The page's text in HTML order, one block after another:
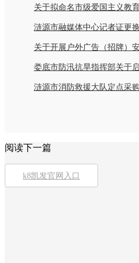
关于拟命名市级爱国主义教
涟源市融媒体中心记者证更
涟源市消防救援大队定点采
阅读下一篇
k8凯发官网入口